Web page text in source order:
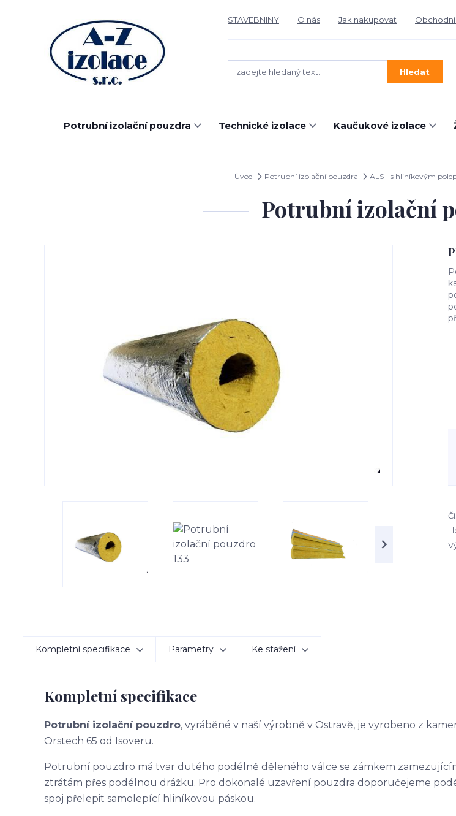
STAVEBNINY O nás Jak nakupovat
Hledat
Potrubní izolační pouzdra Technické izolace Kaučukové izolace
Úvod Potrubní izolační pouzdra ALS - s hliníkovým
Potrubní izolační
Kompletní specifikace Parametry Ke stažení
Kompletní specifikace
Potrubní izolační pouzdro, vyráběné v naší výrobně v Ostravě, je vyrobeno z
Orstech 65 od Isoveru.
Potrubní pouzdro má tvar dutého podélně děleného válce se zámkem
ztrátám přes podélnou drážku. Pro dokonalé uzavření pouzdra doporučejeme
spoj přelepit samolepící hliníkovou páskou.